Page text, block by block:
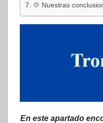
💠 Nuestras
En este apartado